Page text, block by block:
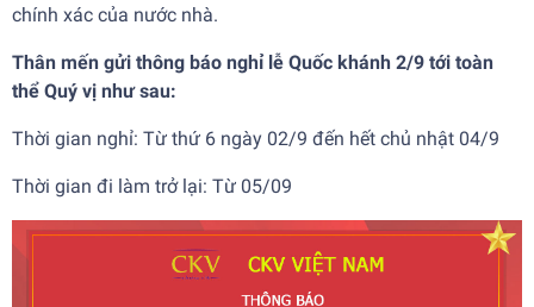
chính xác của nước nhà.
Thân mến gửi thông báo nghỉ lễ Quốc khánh 2/9 tới toàn
thể Quý vị như sau:
Thời gian nghỉ: Từ thứ 6 ngày 02/9 đến hết chủ nhật 04/9
Thời gian đi làm trở lại: Từ 05/09